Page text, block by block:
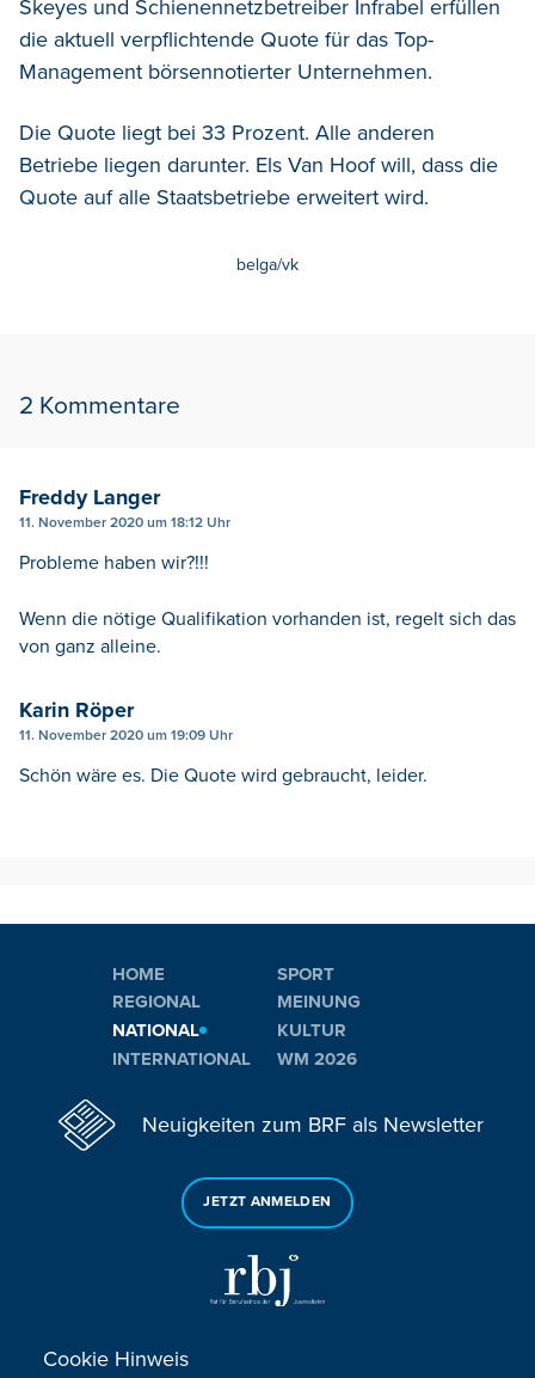
Skeyes und Schienennetzbetreiber Infrabel erfüllen
die aktuell verpflichtende Quote für das Top-
Management börsennotierter Unternehmen.
Die Quote liegt bei 33 Prozent. Alle anderen
Betriebe liegen darunter. Els Van Hoof will, dass die
Quote auf alle Staatsbetriebe erweitert wird.
belga/vk
2 Kommentare
Freddy Langer
11. November 2020 um 18:12 Uhr
Probleme haben wir?!!!
Wenn die nötige Qualifikation vorhanden ist, regelt sich das
von ganz alleine.
Karin Röper
11. November 2020 um 19:09 Uhr
Schön wäre es. Die Quote wird gebraucht, leider.
HOME
REGIONAL
NATIONAL
INTERNATIONAL
SPORT
MEINUNG
KULTUR
WM 2026
Neuigkeiten zum BRF als Newsletter
JETZT ANMELDEN
Sie haben noch Fragen oder Anmerkungen?
Cookie Hinweis